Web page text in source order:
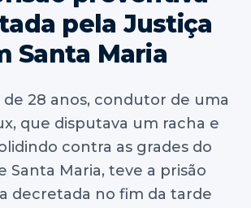
pela Justiça
Santa Maria
28 anos, condutor de uma
que disputava um racha e
contra as grades do
Santa Maria, teve a prisão
decretada no fim da tarde